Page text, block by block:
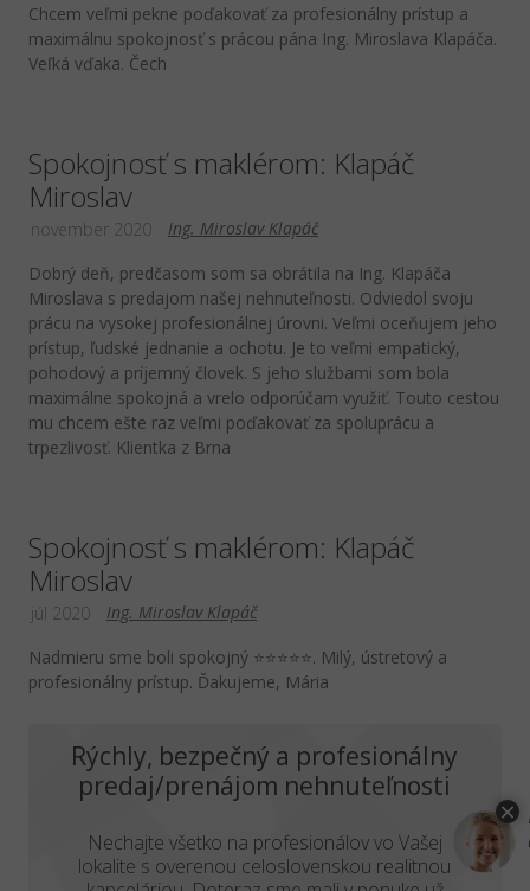
Chcem veľmi pekne poďakovať za profesionálny prístup a
maximálnu spokojnosť s prácou pána Ing. Miroslava Klapáča.
Veľká vďaka. Čech
Spokojnosť s maklérom: Klapáč
Miroslav
Ing. Miroslav Klapáč
november 2020
Dobrý deň, predčasom som sa obrátila na Ing. Klapáča
Miroslava s predajom našej nehnuteľnosti. Odviedol svoju
prácu na vysokej profesionálnej úrovni. Veľmi oceňujem jeho
prístup, ľudské jednanie a ochotu. Je to veľmi empatický,
pohodový a príjemný človek. S jeho službami som bola
maximálne spokojná a vrelo odporúčam využiť. Touto cestou
mu chcem ešte raz veľmi poďakovať za spoluprácu a
trpezlivosť. Klientka z Brna
Spokojnosť s maklérom: Klapáč
Miroslav
Ing. Miroslav Klapáč
júl 2020
Nadmieru sme boli spokojný ⭐️⭐️⭐️⭐️⭐️. Milý, ústretový a
profesionálny prístup. Ďakujeme, Mária
Rýchly, bezpečný a profesionálny
predaj/prenájom nehnuteľnosti
Nechajte všetko na profesionálov vo Vašej
lokalite s overenou celoslovenskou realitnou